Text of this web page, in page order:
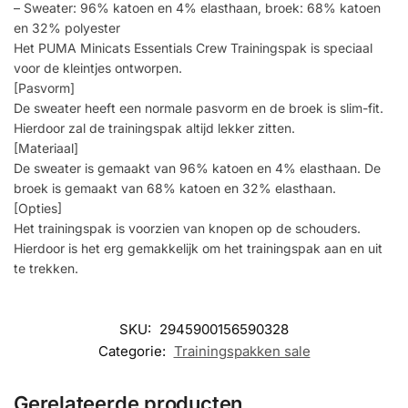
– Sweater: 96% katoen en 4% elasthaan, broek: 68% katoen
en 32% polyester
Het PUMA Minicats Essentials Crew Trainingspak is speciaal
voor de kleintjes ontworpen.
[Pasvorm]
De sweater heeft een normale pasvorm en de broek is slim-fit.
Hierdoor zal de trainingspak altijd lekker zitten.
[Materiaal]
De sweater is gemaakt van 96% katoen en 4% elasthaan. De
broek is gemaakt van 68% katoen en 32% elasthaan.
[Opties]
Het trainingspak is voorzien van knopen op de schouders.
Hierdoor is het erg gemakkelijk om het trainingspak aan en uit
te trekken.
SKU: 2945900156590328
Categorie: Trainingspakken sale
Gerelateerde producten